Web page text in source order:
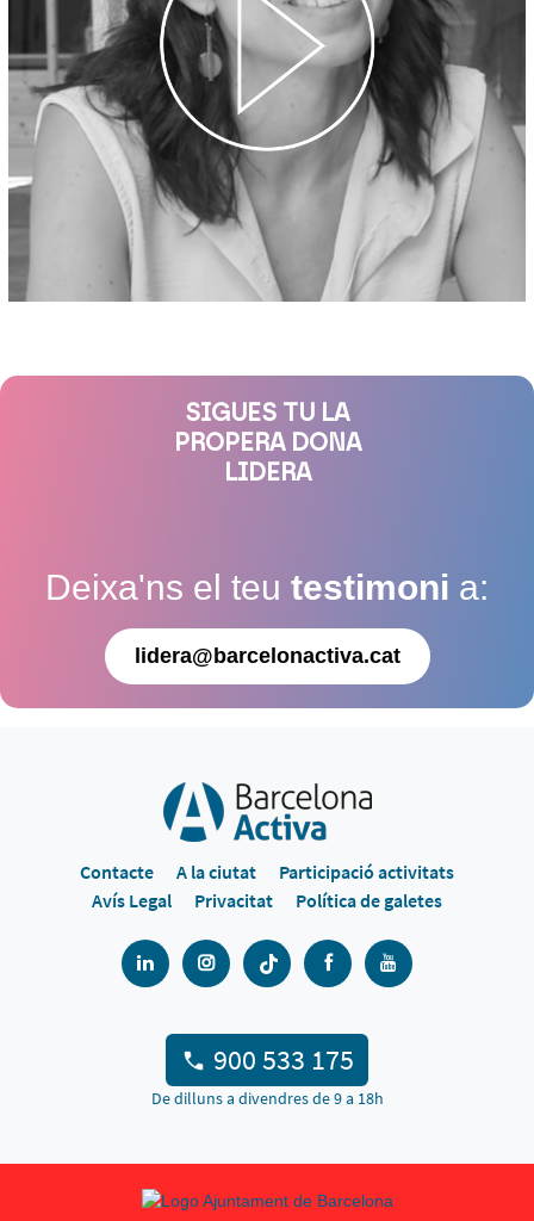
SIGUES TU LA
PROPERA DONA
LIDERA
Deixa'ns el teu testimoni a:
lidera@barcelonactiva.cat
Contacte A la ciutat
Participació activitats
Avís Legal
Privacitat Política de galetes
900 533 175
De dilluns a divendres de 9 a 18h